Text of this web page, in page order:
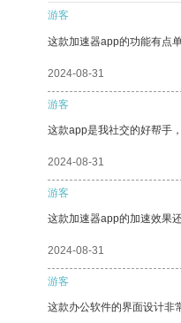
游客
这款加速器app的功能有点
2024-08-31
游客
这款app是我社交的好帮手
2024-08-31
游客
这款加速器app的加速效果
2024-08-31
游客
这款办公软件的界面设计非